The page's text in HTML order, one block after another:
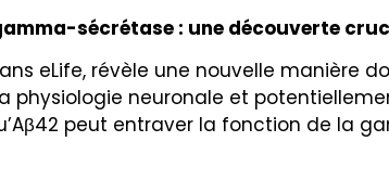
sécrétase : une découverte
eLife, révèle une nouvelle manière
physiologie neuronale et
peut entraver la fonction de la